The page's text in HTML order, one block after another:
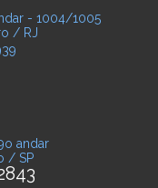
- 1004/1005
/ RJ
andar
/ SP